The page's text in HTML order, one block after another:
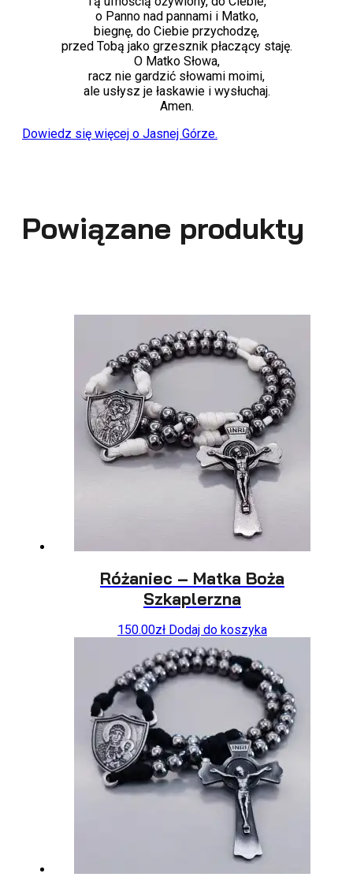
o Panno nad pannami i Matko,
biegnę, do Ciebie przychodzę,
przed Tobą jako grzesznik płaczący staję.
O Matko Słowa,
racz nie gardzić słowami moimi,
ale usłysz je łaskawie i wysłuchaj.
Amen.
Dowiedz się więcej o Jasnej Górze.
Powiązane produkty
Różaniec – Matka Boża
Szkaplerzna
150.00zł Dodaj do koszyka